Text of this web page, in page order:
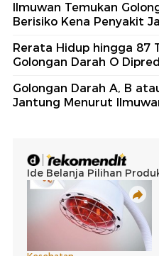
Ilmuwan Temukan
Berisiko Kena Penyakit
Rerata Hidup hingga 87
Golongan Darah O
Golongan Darah A, B
Jantung Menurut